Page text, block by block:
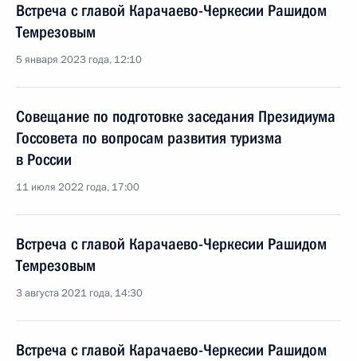
Встреча с главой Карачаево-Черкесии Рашидом
Темрезовым
5 января 2023 года, 12:10
Совещание по подготовке заседания Президиума
Госсовета по вопросам развития туризма
в России
11 июля 2022 года, 17:00
Встреча с главой Карачаево-Черкесии Рашидом
Темрезовым
3 августа 2021 года, 14:30
Встреча с главой Карачаево-Черкесии Рашидом